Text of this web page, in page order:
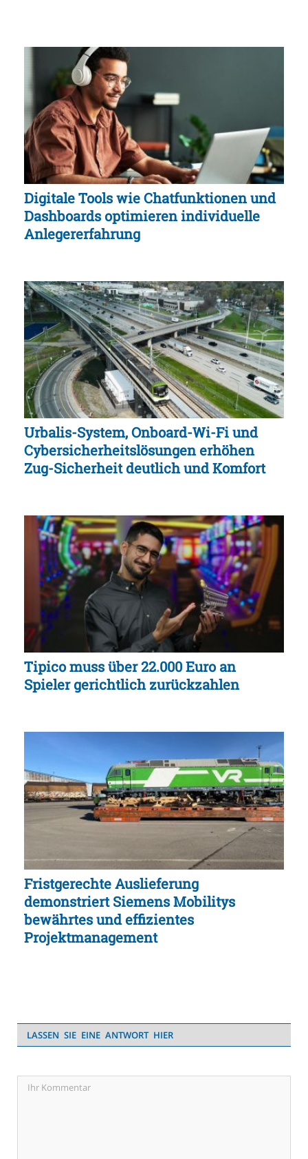
Digitale Tools wie Chatfunktionen und
Dashboards optimieren individuelle
Anlegererfahrung
Urbalis-System, Onboard-Wi-Fi und
Cybersicherheitslösungen erhöhen
Zug-Sicherheit deutlich und Komfort
Tipico muss über 22.000 Euro an
Spieler gerichtlich zurückzahlen
Fristgerechte Auslieferung
demonstriert Siemens Mobilitys
bewährtes und effizientes
Projektmanagement
LASSEN SIE EINE ANTWORT HIER